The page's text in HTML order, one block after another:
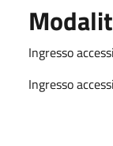
Ingresso
Ingresso